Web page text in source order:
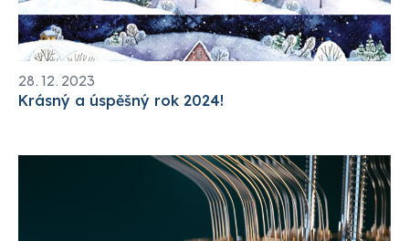
28. 12. 2023
Krásný a úspěšný rok 2024!